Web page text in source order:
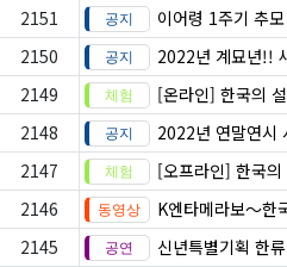
2151
이어령 1주기 추
2150
2022년 계묘년!!
2149
[온라인] 한국의
2148
2022년 연말연시
2147
[오프라인] 한국
2146
K엔타메라보～한
2145
신년특별기획 한